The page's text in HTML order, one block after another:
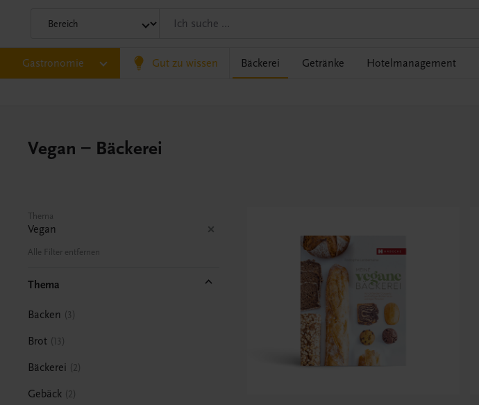
Gastronomie Gut zu wissen Bäckerei Getränke Hotelmanagement
Vegan – Bäckerei
Thema
Vegan
Alle Filter entfernen
Thema
Backen 3
Brot 13
Bäckerei 2
Gebäck 2